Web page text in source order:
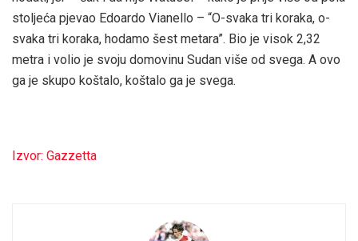
stoljeća pjevao Edoardo Vianello – “O-svaka tri koraka, o-
svaka tri koraka, hodamo šest metara”. Bio je visok 2,32
metra i volio je svoju domovinu Sudan više od svega. A ovo
ga je skupo koštalo, koštalo ga je svega.
Izvor: Gazzetta